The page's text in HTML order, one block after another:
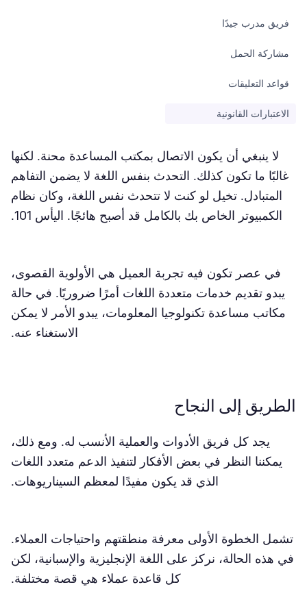
فريق مدرب جيدًا
مشاركة الحمل
قواعد التعليقات
الاعتبارات القانونية
لا ينبغي أن يكون الاتصال بمكتب المساعدة محنة. لكنها
غالبًا ما تكون كذلك. التحدث بنفس اللغة لا يضمن التفاهم
المتبادل. تخيل لو كنت لا تتحدث نفس اللغة، وكان نظام
الكمبيوتر الخاص بك بالكامل قد أصبح هائجًا. اليأس 101.
في عصر تكون فيه تجربة العميل هي الأولوية القصوى،
يبدو تقديم خدمات متعددة اللغات أمرًا ضروريًا. في حالة
مكاتب مساعدة تكنولوجيا المعلومات، يبدو الأمر لا يمكن
الاستغناء عنه.
الطريق إلى النجاح
يجد كل فريق الأدوات والعملية الأنسب له. ومع ذلك،
يمكننا النظر في بعض الأفكار لتنفيذ الدعم متعدد اللغات
الذي قد يكون مفيدًا لمعظم السيناريوهات.
تشمل الخطوة الأولى معرفة منطقتهم واحتياجات العملاء.
في هذه الحالة، نركز على اللغة الإنجليزية والإسبانية، لكن
كل قاعدة عملاء هي قصة مختلفة.